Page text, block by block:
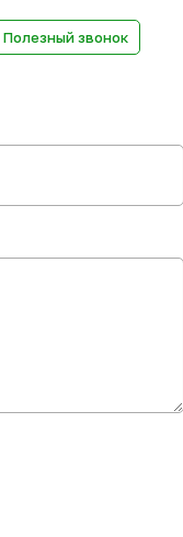
Полезный звонок